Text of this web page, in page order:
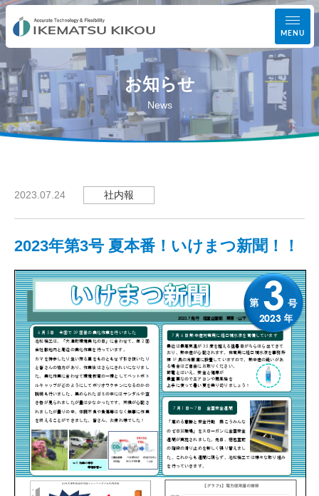
MENU
事業案内
設備紹介
お知らせ
お問い合わせ
: 096-293-7666
お知らせ
News
2023.07.24 社内報
2023年第3号 夏本番！いけまつ新聞！！